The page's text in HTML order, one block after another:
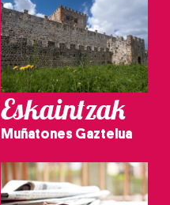
Eskaintzak
Muñatones Gaztelua